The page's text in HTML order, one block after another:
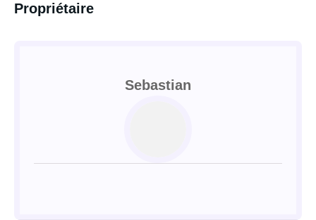
Propriétaire
Sebastian